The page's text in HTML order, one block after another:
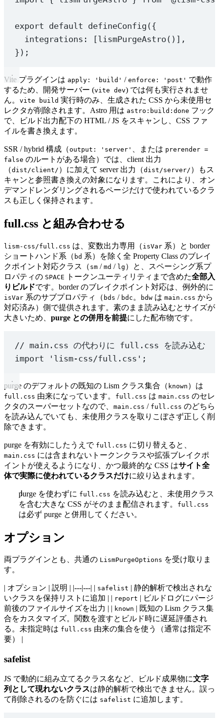
export default defineConfig ({
integrations: [lismPurgeAstro ()],
});
Vite プラグインは apply: 'build' / enforce: 'post' で動作
するため、開発サーバー (vite dev) では何も実行されませ
ん。 vite build 実行時のみ、生成された CSS から未使用セ
レクタが削除されます。Astro 用は astro:build:done フック
で、ビルド出力配下の HTML / JS をスキャンし、CSS ファ
イルを書き換えます。
SSR / hybrid 構成（output: 'server' 、または prerender =
false のルートがある場合）では、client 出力
（dist/client/ ）に加えて server 出力（dist/server/ ）もス
キャンと参照書き換えの対象になります。これにより、オン
デマンドレンダリングされるページだけで使われているクラ
スも正しく保持されます。
full.css と組み合わせる
lism-css/full.css は、変数出力専用（ isVar 系）と border
ショートハンド系（ bd 系）を除く全 Property Class のブレイ
クポイント対応クラス（ sm / md / lg ）と、スペーシング系プ
ロパティの SPACE トークンユーティリティまで含めた全部入
りビルドです。border のブレイクポイント対応は、例外的に
isVar 系のサブプロパティ（ bds / bdc 。 bdw は main.css から
対応済み）側で提供されます。素のまま読み込むとサイズが
大きいため、 purge との併用を前提にした配布物です。
// main.css の代わりに full.css を読み込む
import
'lism-css/full.css' ;
purge のデフォルトの既知の Lism クラス集合（ known ）は
full.css 由来になっています。 full.css は main.css のセレ
クタのスーパーセットなので、 main.css / full.css のどちら
を読み込んでいても、未使用クラスを取りこぼさず正しく削
除できます。
purge を有効にしたうえで full.css に切り替えると、
main.css には含まれないトークンクラスや拡張ブレイクポ
イントが使えるようになり、かつ最終的な CSS はサイト全
体で実際に使われているクラスだけに絞り込まれます。
purge を使わずに full.css を読み込むと、未使用クラス
を含む大きな CSS がそのまま配信されます。
full.css
は必ず purge と併用してください。
オプション
両プラグインとも、共通の LismPurgeOptions を受け取りま
す。
| オプション | 説明 | |---|---| | safelist
| 静的解析で検出されな
いクラスを保持リストに追加 | |
report
| ビルドログにパージ
前後のファイルサイズを出力 | |
known
| 既知の Lism クラス集
合をカスタマイズ。関数を渡すとビルド時に遅延評価され
る。未指定時は full.css 由来の集合を使う（通常は指定不
要） |
safelist
JS で動的に組み立てるクラス名など、ビルド成果物に文字
列として現れないクラスは静的解析で検出できません。誤っ
て削除されるのを防ぐには safelist に追加します。